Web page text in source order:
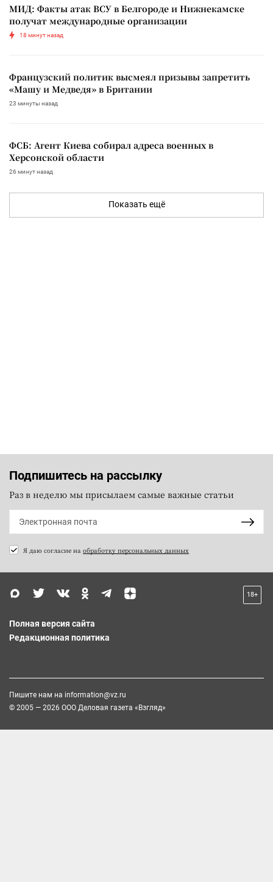
МИД: Факты атак ВСУ в Белгороде и Нижнекамске
получат международные организации
18 минут назад
Французский политик высмеял призывы запретить
«Машу и Медведя» в Британии
23 минуты назад
ФСБ: Агент Киева собирал адреса военных в
Херсонской области
26 минут назад
Показать ещё
Подпишитесь на рассылку
Раз в неделю мы присылаем самые важные статьи
Я даю согласие на обработку персональных данных
18+
Полная версия сайта
Редакционная политика
Пишите нам на information@vz.ru
© 2005 — 2026 ООО Деловая газета «Взгляд»